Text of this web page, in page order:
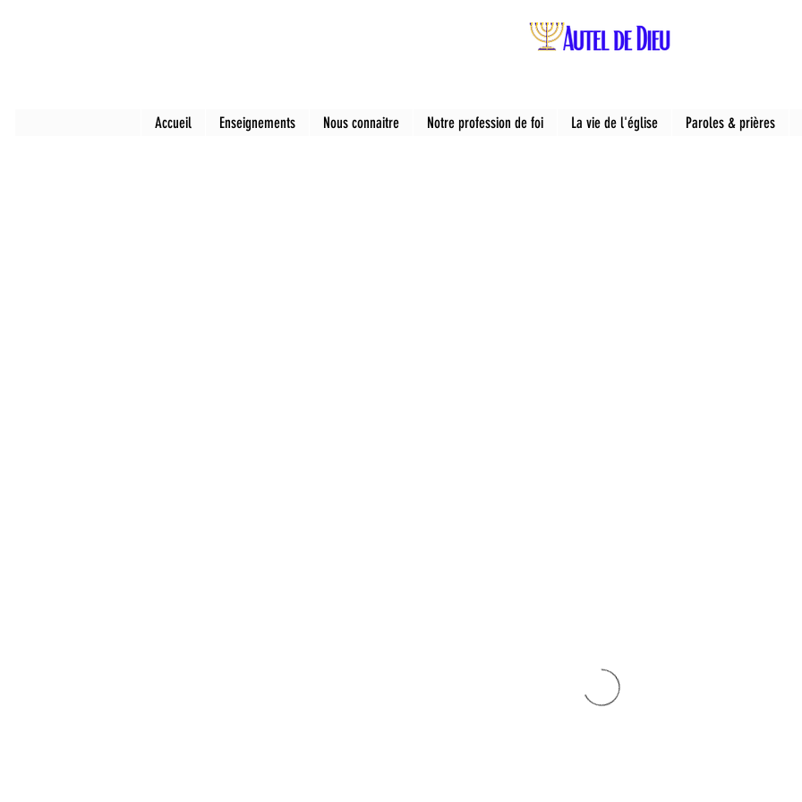
Accueil Enseignements Nous connaitre Notre profession de foi La vie de l'église Paroles & prières